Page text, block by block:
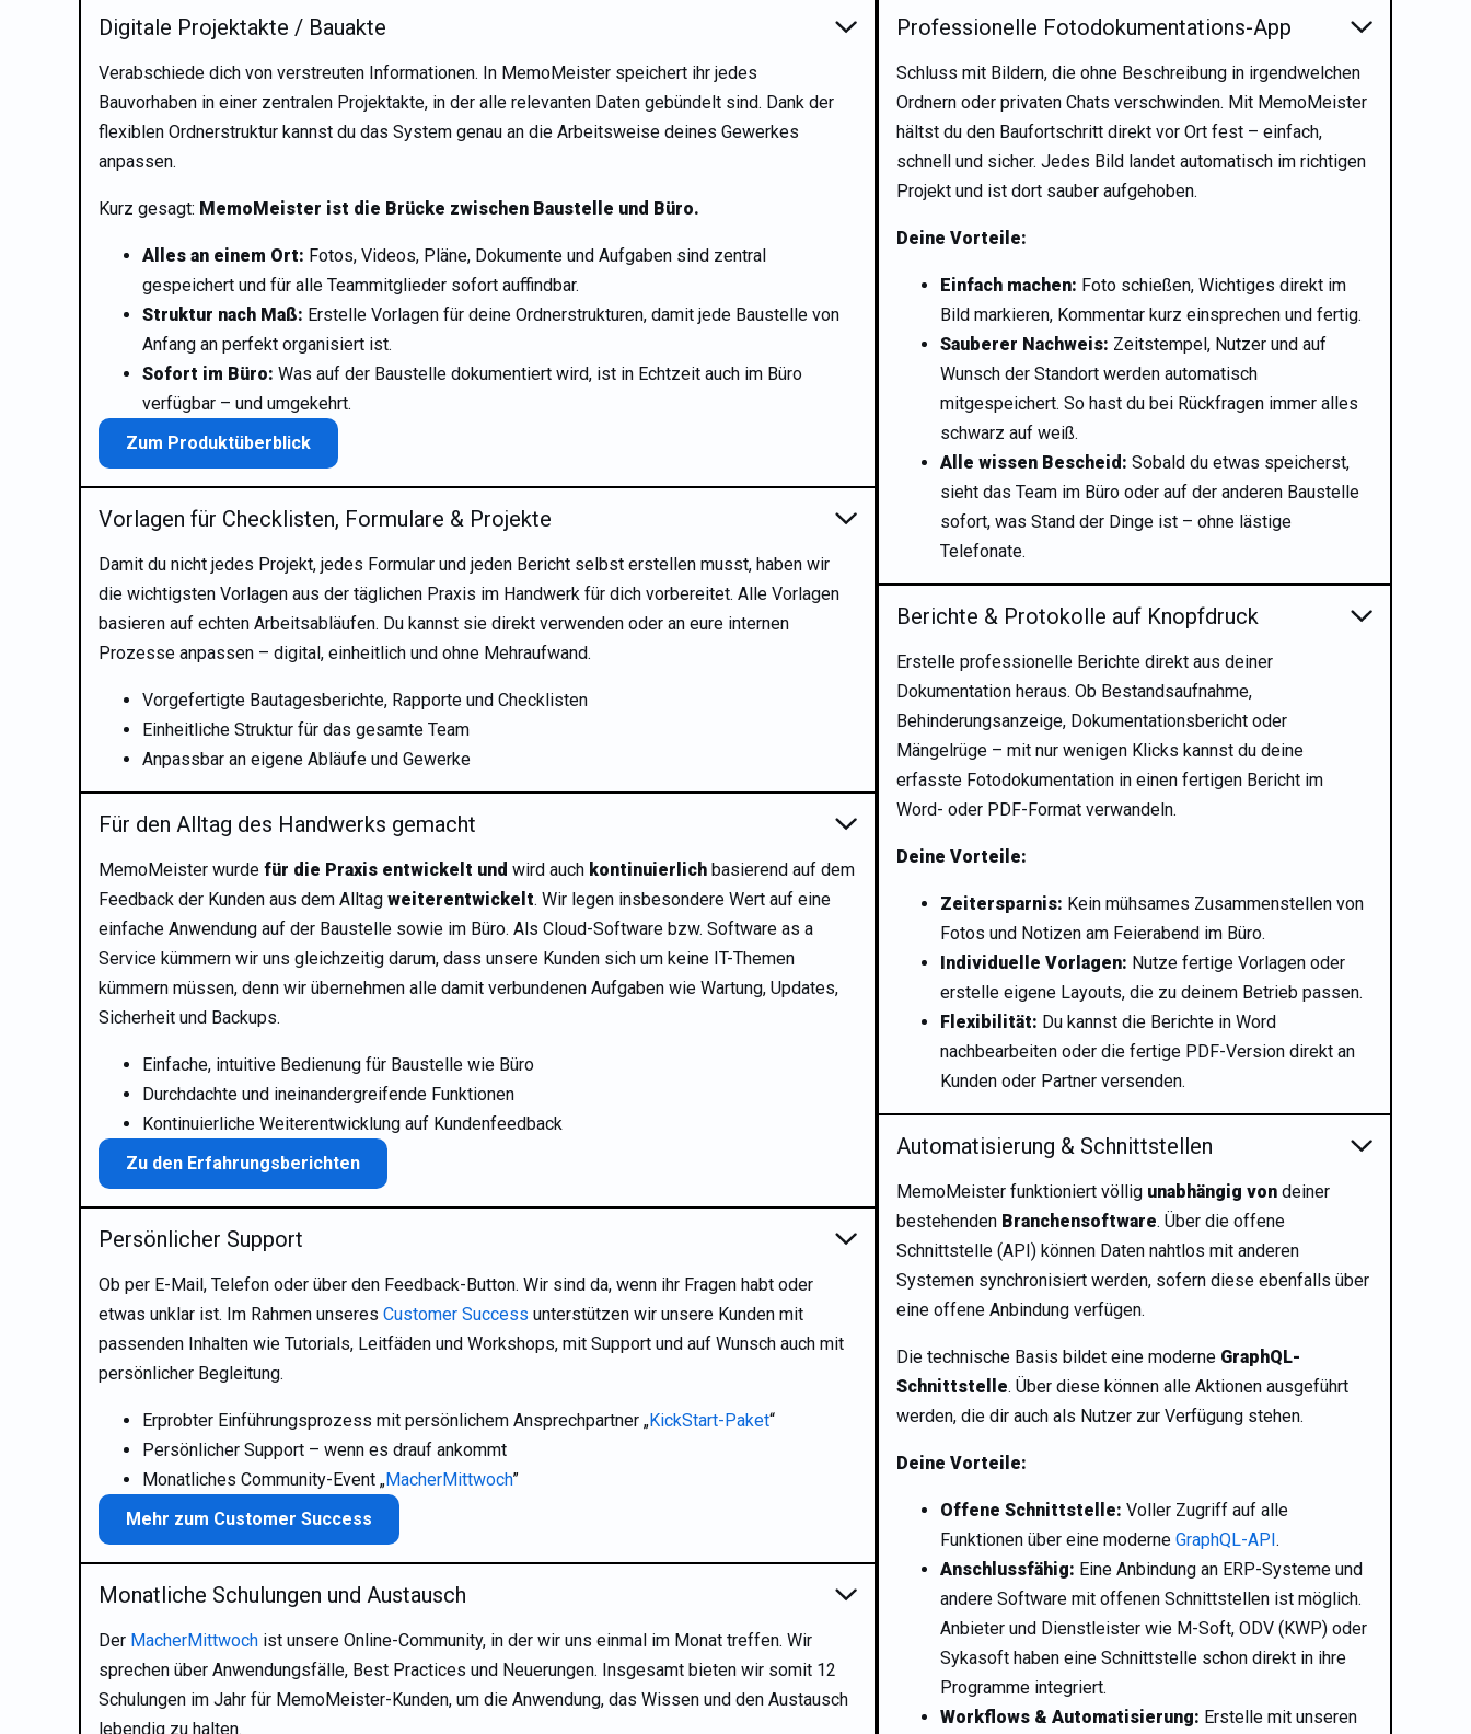
Digitale Projektakte / Bauakte
Verabschiede dich von verstreuten Informationen. In MemoMeister speichert ihr jedes
Bauvorhaben in einer zentralen Projektakte, in der alle relevanten Daten gebündelt sind. Dank der
flexiblen Ordnerstruktur kannst du das System genau an die Arbeitsweise deines Gewerkes
anpassen.
Kurz gesagt: MemoMeister ist die Brücke zwischen Baustelle und Büro.
Alles an einem Ort: Fotos, Videos, Pläne, Dokumente und Aufgaben sind zentral
gespeichert und für alle Teammitglieder sofort auffindbar.
Struktur nach Maß: Erstelle Vorlagen für deine Ordnerstrukturen, damit jede Baustelle von
Anfang an perfekt organisiert ist.
Sofort im Büro: Was auf der Baustelle dokumentiert wird, ist in Echtzeit auch im Büro
verfügbar – und umgekehrt.
Zum Produktüberblick
Vorlagen für Checklisten, Formulare & Projekte
Damit du nicht jedes Projekt, jedes Formular und jeden Bericht selbst erstellen musst, haben wir
die wichtigsten Vorlagen aus der täglichen Praxis im Handwerk für dich vorbereitet. Alle Vorlagen
basieren auf echten Arbeitsabläufen. Du kannst sie direkt verwenden oder an eure internen
Prozesse anpassen – digital, einheitlich und ohne Mehraufwand.
Vorgefertigte Bautagesberichte, Rapporte und Checklisten
Einheitliche Struktur für das gesamte Team
Anpassbar an eigene Abläufe und Gewerke
Für den Alltag des Handwerks gemacht
MemoMeister wurde für die Praxis entwickelt und wird auch kontinuierlich basierend auf dem
Feedback der Kunden aus dem Alltag weiterentwickelt. Wir legen insbesondere Wert auf eine
einfache Anwendung auf der Baustelle sowie im Büro. Als Cloud-Software bzw. Software as a
Service kümmern wir uns gleichzeitig darum, dass unsere Kunden sich um keine IT-Themen
kümmern müssen, denn wir übernehmen alle damit verbundenen Aufgaben wie Wartung, Updates,
Sicherheit und Backups.
Einfache, intuitive Bedienung für Baustelle wie Büro
Durchdachte und ineinandergreifende Funktionen
Kontinuierliche Weiterentwicklung auf Kundenfeedback
Zu den Erfahrungsberichten
Persönlicher Support
Ob per E-Mail, Telefon oder über den Feedback-Button. Wir sind da, wenn ihr Fragen habt oder
etwas unklar ist. Im Rahmen unseres Customer Success unterstützen wir unsere Kunden mit
passenden Inhalten wie Tutorials, Leitfäden und Workshops, mit Support und auf Wunsch auch mit
persönlicher Begleitung.
Erprobter Einführungsprozess mit persönlichem Ansprechpartner „KickStart-Paket“
Persönlicher Support – wenn es drauf ankommt
Monatliches Community-Event „MacherMittwoch”
Mehr zum Customer Success
Monatliche Schulungen und Austausch
Der MacherMittwoch ist unsere Online-Community, in der wir uns einmal im Monat treffen. Wir
sprechen über Anwendungsfälle, Best Practices und Neuerungen. Insgesamt bieten wir somit 12
Schulungen im Jahr für MemoMeister-Kunden, um die Anwendung, das Wissen und den Austausch
lebendig zu halten.
Professionelle Fotodokumentations-App
Schluss mit Bildern, die ohne Beschreibung in irgendwelchen
Ordnern oder privaten Chats verschwinden. Mit MemoMeister
hältst du den Baufortschritt direkt vor Ort fest – einfach,
schnell und sicher. Jedes Bild landet automatisch im richtigen
Projekt und ist dort sauber aufgehoben.
Deine Vorteile:
Einfach machen: Foto schießen, Wichtiges direkt im
Bild markieren, Kommentar kurz einsprechen und fertig.
Sauberer Nachweis: Zeitstempel, Nutzer und auf
Wunsch der Standort werden automatisch
mitgespeichert. So hast du bei Rückfragen immer alles
schwarz auf weiß.
Alle wissen Bescheid: Sobald du etwas speicherst,
sieht das Team im Büro oder auf der anderen Baustelle
sofort, was Stand der Dinge ist – ohne lästige
Telefonate.
Berichte & Protokolle auf Knopfdruck
Erstelle professionelle Berichte direkt aus deiner
Dokumentation heraus. Ob Bestandsaufnahme,
Behinderungsanzeige, Dokumentationsbericht oder
Mängelrüge – mit nur wenigen Klicks kannst du deine
erfasste Fotodokumentation in einen fertigen Bericht im
Word- oder PDF-Format verwandeln.
Deine Vorteile:
Zeitersparnis: Kein mühsames Zusammenstellen von
Fotos und Notizen am Feierabend im Büro.
Individuelle Vorlagen: Nutze fertige Vorlagen oder
erstelle eigene Layouts, die zu deinem Betrieb passen.
Flexibilität: Du kannst die Berichte in Word
nachbearbeiten oder die fertige PDF-Version direkt an
Kunden oder Partner versenden.
Automatisierung & Schnittstellen
MemoMeister funktioniert völlig unabhängig von deiner
bestehenden Branchensoftware. Über die offene
Schnittstelle (API) können Daten nahtlos mit anderen
Systemen synchronisiert werden, sofern diese ebenfalls über
eine offene Anbindung verfügen.
Die technische Basis bildet eine moderne GraphQL-
Schnittstelle. Über diese können alle Aktionen ausgeführt
werden, die dir auch als Nutzer zur Verfügung stehen.
Deine Vorteile:
Offene Schnittstelle: Voller Zugriff auf alle
Funktionen über eine moderneGraphQL-API.
Anschlussfähig: Eine Anbindung an ERP-Systeme und
andere Software mit offenen Schnittstellen ist möglich.
Anbieter und Dienstleister wie M-Soft, ODV (KWP) oder
Sykasoft haben eine Schnittstelle schon direkt in ihre
Programme integriert.
Workflows & Automatisierung: Erstelle mit unseren